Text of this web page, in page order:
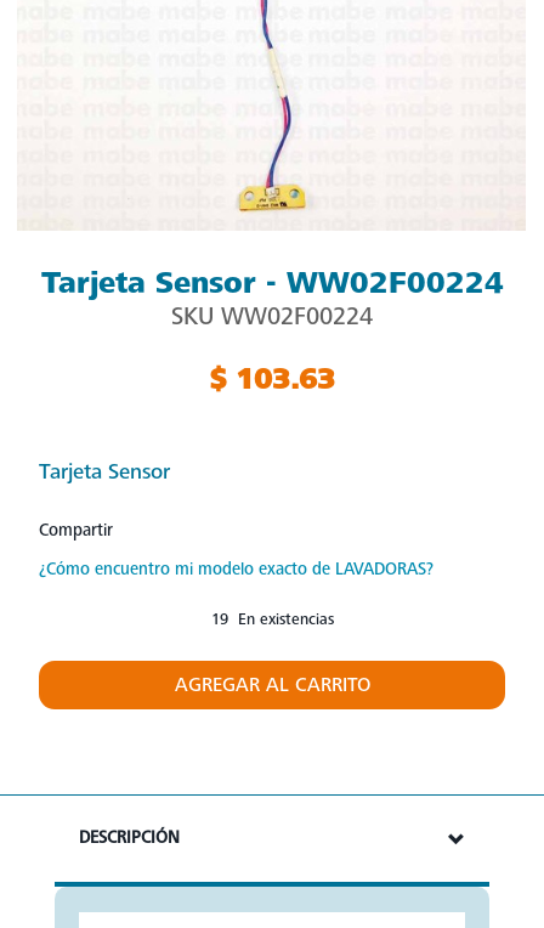
Tarjeta Sensor - WW02F00224
SKU WW02F00224
$ 103.63
Tarjeta Sensor
Compartir
¿Cómo encuentro mi modelo exacto de LAVADORAS?
19 En existencias
AGREGAR AL CARRITO
DESCRIPCIÓN